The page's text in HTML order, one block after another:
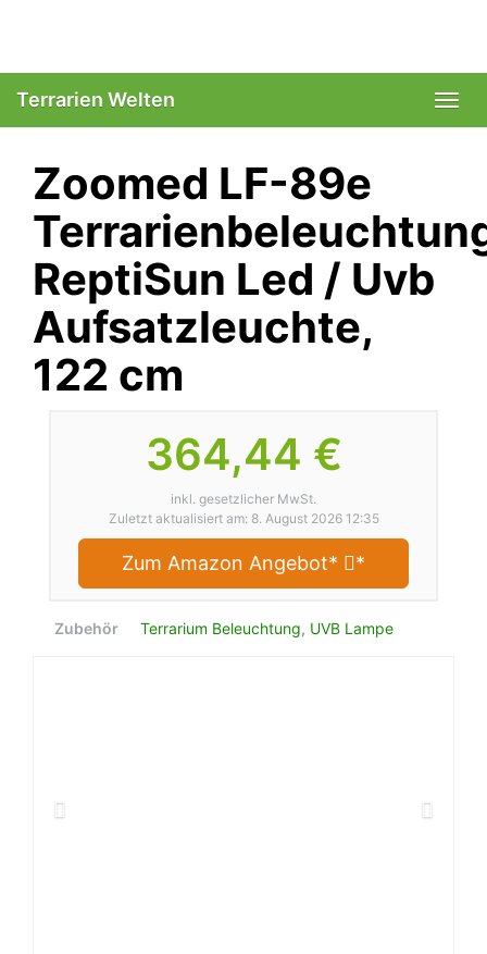
Terrarien Welten
Zoomed LF-89e
ReptiSun Led / Uvb
Aufsatzleuchte,
122 cm
364,44 €
inkl. gesetzlicher MwSt.
Zuletzt aktualisiert am: 8. August 2026 12:35
Zum Amazon Angebot* *
Zubehör Terrarium Beleuchtung, UVB Lampe